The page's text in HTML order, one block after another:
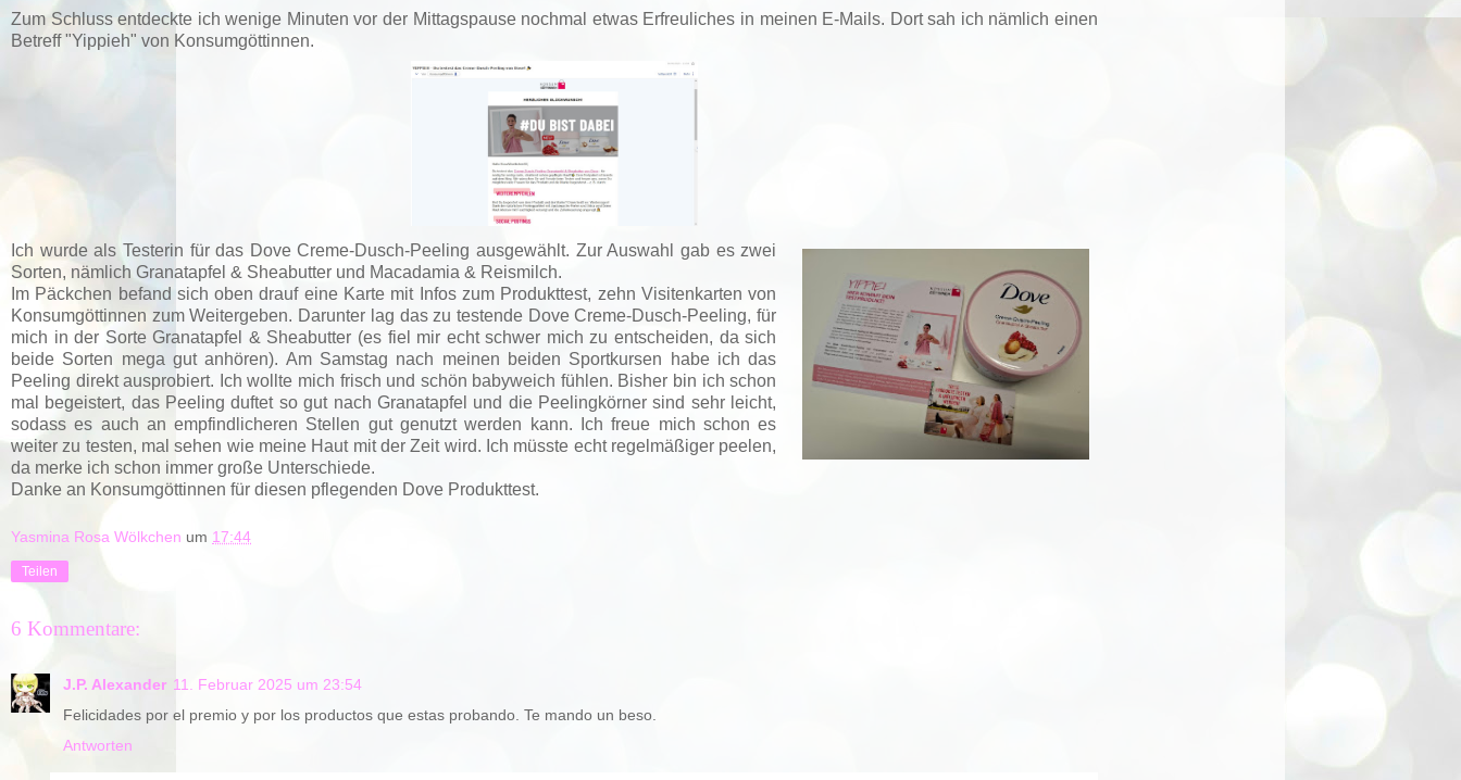
Zum Schluss entdeckte ich wenige Minuten vor der Mittagspause nochmal etwas Erfreuliches in meinen E-Mails. Dort sah ich nämlich einen
Betreff "Yippieh" von Konsumgöttinnen.
Ich wurde als Testerin für das Dove Creme-Dusch-Peeling ausgewählt. Zur Auswahl gab es zwei
Sorten, nämlich Granatapfel & Sheabutter und Macadamia & Reismilch.
Im Päckchen befand sich oben drauf eine Karte mit Infos zum Produkttest, zehn Visitenkarten von
Konsumgöttinnen zum Weitergeben. Darunter lag das zu testende Dove Creme-Dusch-Peeling, für
mich in der Sorte Granatapfel & Sheabutter (es fiel mir echt schwer mich zu entscheiden, da sich
beide Sorten mega gut anhören). Am Samstag nach meinen beiden Sportkursen habe ich das
Peeling direkt ausprobiert. Ich wollte mich frisch und schön babyweich fühlen. Bisher bin ich schon
mal begeistert, das Peeling duftet so gut nach Granatapfel und die Peelingkörner sind sehr leicht,
sodass es auch an empfindlicheren Stellen gut genutzt werden kann. Ich freue mich schon es
weiter zu testen, mal sehen wie meine Haut mit der Zeit wird. Ich müsste echt regelmäßiger peelen,
da merke ich schon immer große Unterschiede.
Danke an Konsumgöttinnen für diesen pflegenden Dove Produkttest.
Yasmina Rosa Wölkchen um 17:44
Teilen
6 Kommentare:
J.P. Alexander 11. Februar 2025 um 23:54
Felicidades por el premio y por los productos que estas probando. Te mando un beso.
Antworten